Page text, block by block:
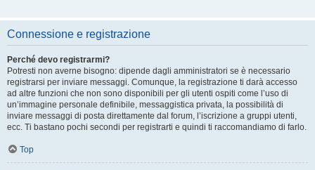
Connessione e registrazione
Perché devo registrarmi?
Potresti non averne bisogno: dipende dagli amministratori se è necessario
registrarsi per inviare messaggi. Comunque, la registrazione ti darà accesso
ad altre funzioni che non sono disponibili per gli utenti ospiti come l’uso di
un’immagine personale definibile, messaggistica privata, la possibilità di
inviare messaggi di posta direttamente dal forum, l’iscrizione a gruppi utenti,
ecc. Ti bastano pochi secondi per registrarti e quindi ti raccomandiamo di farlo.
Top